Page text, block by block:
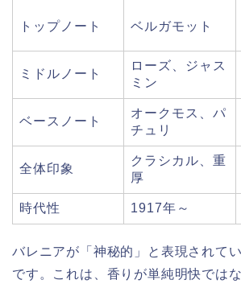
トップノート ベルガモット
ミドルノート
ローズ、ジャス
ミン
ベースノート
オークモス、パ
チュリ
全体印象
クラシカル、重
厚
時代性 1917年～
バレニアが「神秘的」と表現されて
です。これは、香りが単純明快では